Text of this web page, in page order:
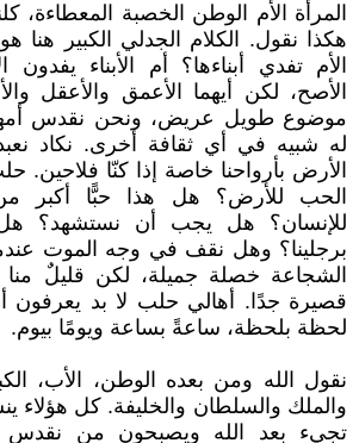
المرأة الأم الوطن الخصبة المعطاءة،
هكذا نقول. الكلام الجدلي الكبير
الأم تفدي أبناءها؟ أم الأبناء يفدون
الأصح، لكن أيهما الأعمق والأعقل
موضوع طويل عريض، ونحن نقدس
له شبيه في أي ثقافة أخرى. نكاد نعبد
الأرض بأرواحنا خاصة إذا كنّا فلاحين.
الحب للأرض؟ هل هذا حبًّا أكبر
للإنسان؟ هل يجب أن نستشهد؟
برجلينا؟ وهل نقف في وجه الموت عندما
الشجاعة خصلة جميلة، لكن قليلٌ منا
قصيرة جدًا. أهالي حلب لا بد يعرفون
لحظة بلحظة، ساعةً بساعة ويومًا بيوم.
نقول الله ومن بعده الوطن، الأب،
والملك والسلطان والخليفة. كل هؤلاء
تجيء بعد الله ويصبحون من